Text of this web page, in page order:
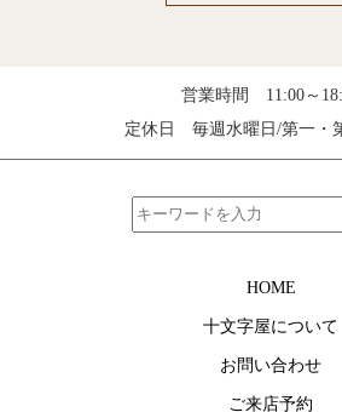
営業時間 11:00～
定休日 毎週水曜日/第一・
HOME
十文字屋について
お問い合わせ
ご来店予約